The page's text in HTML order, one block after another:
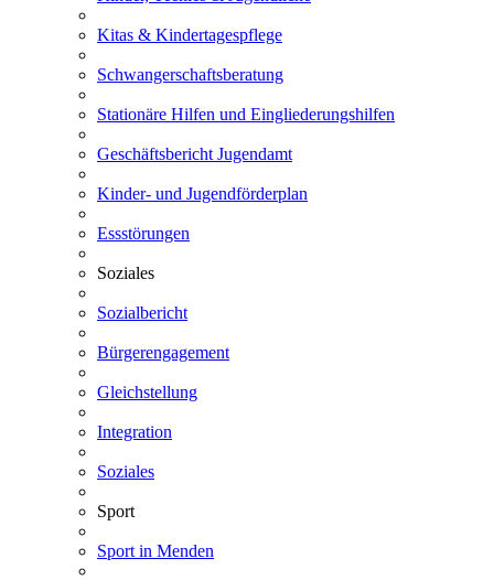
Kitas & Kindertagespflege
Schwangerschaftsberatung
Stationäre Hilfen und Eingliederungshilfen
Geschäftsbericht Jugendamt
Kinder- und Jugendförderplan
Essstörungen
Soziales
Sozialbericht
Bürgerengagement
Gleichstellung
Integration
Soziales
Sport
Sport in Menden